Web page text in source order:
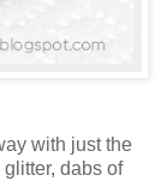
with just the
dabs of